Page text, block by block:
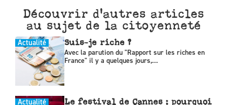
Découvrir d'autres articles
au sujet de la citoyenneté
Actualité Suis-je riche ?
Avec la parution du "Rapport sur les riches en
France" il y a quelques jours,...
Actualité Le festival de Cannes : pourquoi